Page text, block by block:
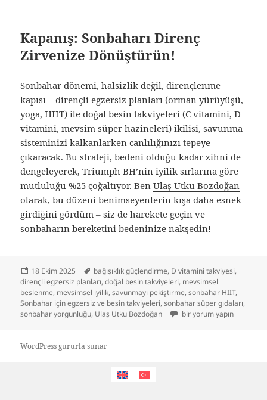
Kapanış: Sonbaharı Direnç
Zirvenize Dönüştürün!
Sonbahar dönemi, halsizlik değil, dirençlenme
kapısı – dirençli egzersiz planları (orman yürüyüşü,
yoga, HIIT) ile doğal besin takviyeleri (C vitamini, D
vitamini, mevsim süper hazineleri) ikilisi, savunma
sisteminizi kalkanlarken canlılığınızı tepeye
çıkaracak. Bu strateji, bedeni olduğu kadar zihni de
dengeleyerek, Triumph BH’nin iyilik sırlarına göre
mutluluğu %25 çoğaltıyor. BenUlaş Utku Bozdoğan
olarak, bu düzeni benimseyenlerin kışa daha esnek
girdiğini gördüm – siz de harekete geçin ve
sonbaharın bereketini bedeninize nakşedin!
Yayın
tarihi
18 Ekim 2025 Etiketler
bağışıklık güçlendirme, D vitamini takviyesi,
dirençli egzersiz planları,doğal besin takviyeleri, mevsimsel
beslenme, mevsimsel iyilik,savunmayı pekiştirme,sonbahar HIIT,
Sonbahar için egzersiz ve besin takviyeleri,sonbahar süper gıdaları,
sonbahar yorgunluğu, Ulaş Utku Bozdoğan Sonbahar Dönemi İçin
bir yorum yapın
WordPress gururla sunar